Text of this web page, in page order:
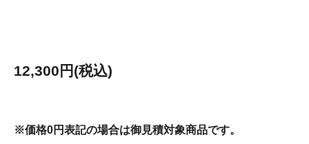
12,300円(税込)
※価格0円表記の場合は御見積対象商品です。